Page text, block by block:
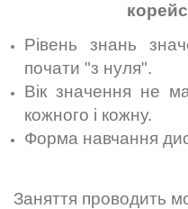
Рівень знань
почати "з нуля".
Вік значення не
кожного і кожну.
Форма навчання
Заняття проводить